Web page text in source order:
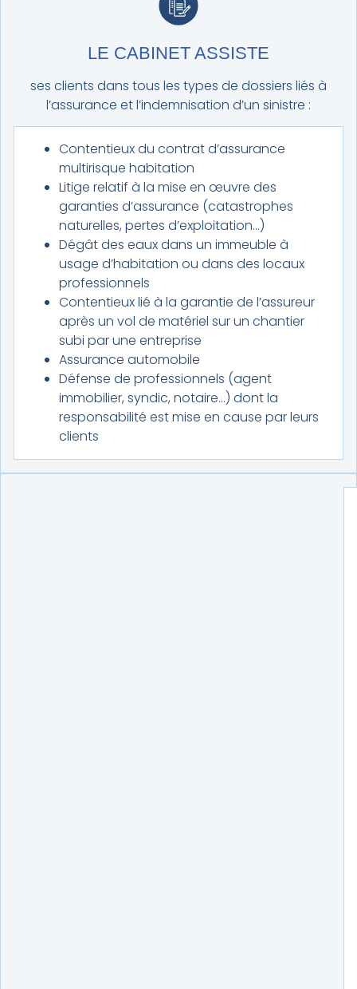
LE CABINET ASSISTE
ses clients dans tous les types de dossiers liés à
l’assurance et l’indemnisation d’un sinistre :
Contentieux du contrat d’assurance
multirisque habitation
Litige relatif à la mise en œuvre des
garanties d’assurance (catastrophes
naturelles, pertes d’exploitation…)
Dégât des eaux dans un immeuble à
usage d’habitation ou dans des locaux
professionnels
Contentieux lié à la garantie de l’assureur
après un vol de matériel sur un chantier
subi par une entreprise
Assurance automobile
Défense de professionnels (agent
immobilier, syndic, notaire…) dont la
responsabilité est mise en cause par leurs
clients